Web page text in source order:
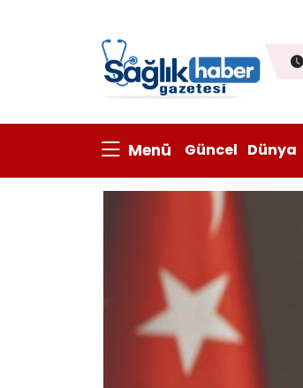
Menü Güncel Dünya